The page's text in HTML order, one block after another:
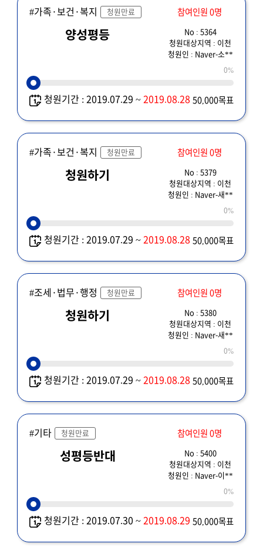
#가족·보건·복지 청원만료 참여인원 0명
양성평등
No : 5364
청원대상지역 : 이천
청원인 : Naver-소**
0%
청원기간 : 2019.07.29 ~2019.08.28 50,000목표
#가족·보건·복지 청원만료 참여인원 0명
청원하기
No : 5379
청원대상지역 : 이천
청원인 : Naver-새**
0%
청원기간 : 2019.07.29 ~2019.08.28 50,000목표
#조세·법무·행정 청원만료 참여인원 0명
청원하기
No : 5380
청원대상지역 : 이천
청원인 : Naver-새**
0%
청원기간 : 2019.07.29 ~2019.08.28 50,000목표
#기타 청원만료 참여인원 0명
성평등반대
No : 5400
청원대상지역 : 이천
청원인 : Naver-이**
0%
청원기간 : 2019.07.30 ~2019.08.29 50,000목표